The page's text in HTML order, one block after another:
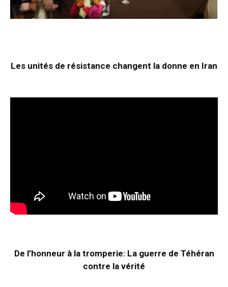
Les unités de résistance changent la donne en Iran
De l’honneur à la tromperie: La guerre de Téhéran
contre la vérité